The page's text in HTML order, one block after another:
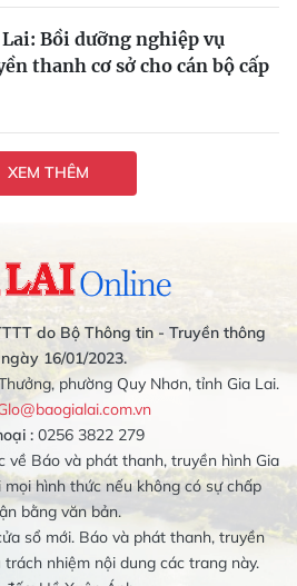
Lai: Bồi dưỡng nghiệp vụ
thanh cơ sở cho cán bộ cấp
XEM THÊM
do Bộ Thông tin - Truyền thông
16/01/2023.
phường Quy Nhơn, tỉnh Gia Lai.
: 0256 3822 279
về Báo và phát thanh, truyền hình Gia
mọi hình thức nếu không có sự chấp
bằng văn bản.
sổ mới. Báo và phát thanh, truyền
trách nhiệm nội dung các trang này.